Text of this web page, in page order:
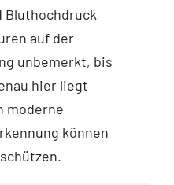
Bluthochdruck
auf der
unbemerkt, bis
hier liegt
moderne
können